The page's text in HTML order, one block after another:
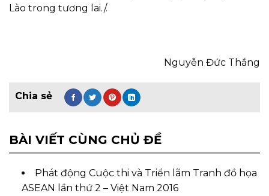
Lào trong tương lai./.
Nguyễn Đức Thắng
BÀI VIẾT CÙNG CHỦ ĐỀ
Phát động Cuộc thi và Triển lãm Tranh đồ họa
ASEAN lần thứ 2 – Việt Nam 2016